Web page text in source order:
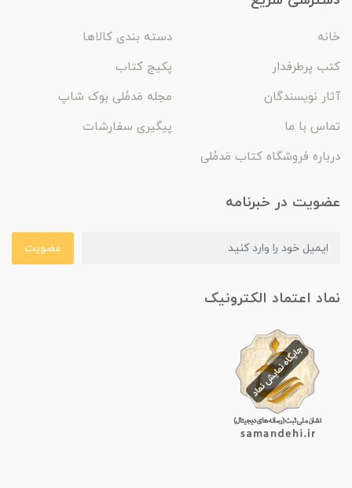
خانه
دسته بندی کالاها
کتب پرطرفدار
پکیج کتاب
آثار نویسندگان
مجله مَدمُلی بوک شاپ
تماس با ما
پیگیری سفارشات
درباره فروشگاه کتاب مَدمُلی
عضویت در خبرنامه
عضویت
نماد اعتماد الکترونیک